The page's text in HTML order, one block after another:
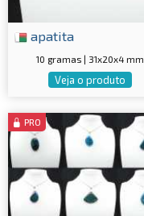
apatita
10 gramas | 31x20x4 mm
Veja o produto
PRO